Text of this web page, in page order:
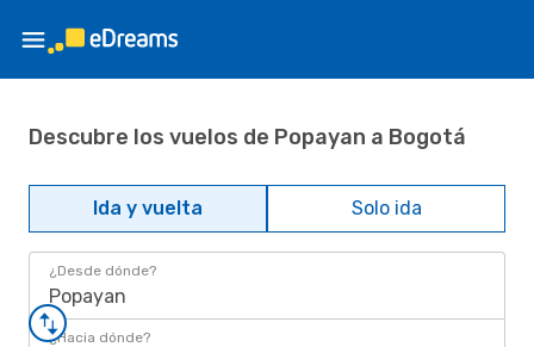
Descubre los vuelos de Popayan a Bogotá
Ida y vuelta Solo ida
¿Desde dónde?
Popayan
¿Hacia dónde?